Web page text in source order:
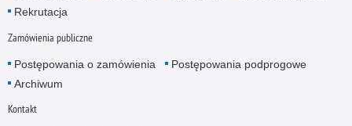
Rekrutacja
Zamówienia publiczne
Postępowania o zamówienia
Postępowania podprogowe
Archiwum
Kontakt